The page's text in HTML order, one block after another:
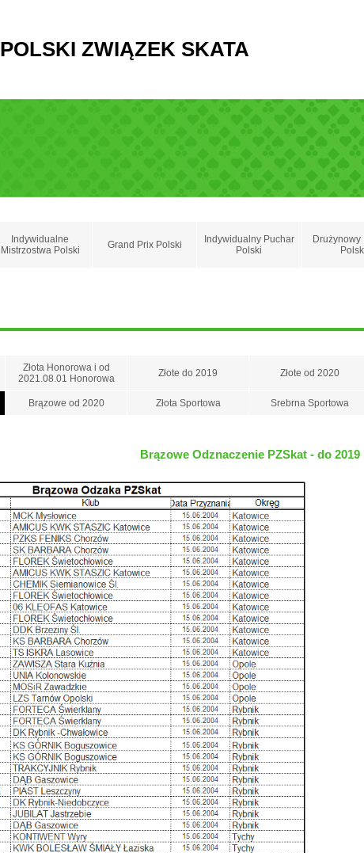
POLSKI ZWIĄZEK SKATA
Indywidualne
Mistrzostwa Polski
Grand Prix Polski
Indywidualny Puchar
Polski
Drużynowy
Złota Honorowa i od
2021.08.01 Honorowa
Złote do 2019 Złote od 2020
Brązowe od 2020 Złota Sportowa Srebrna Sportowa
Brązowe Odznaczenie PZSkat - do 2019